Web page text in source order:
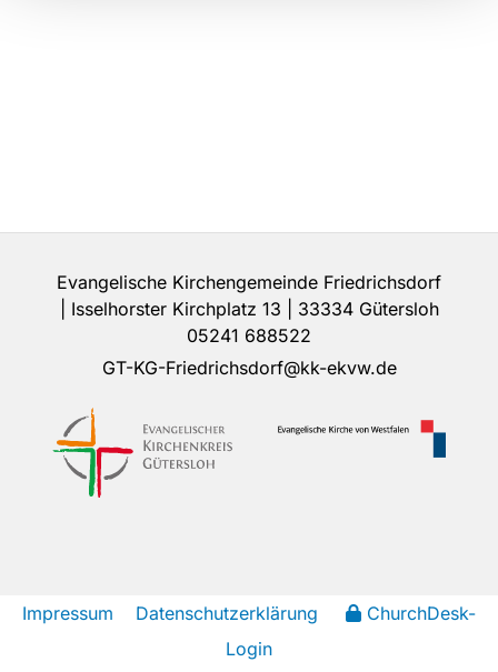
Evangelische Kirchengemeinde Friedrichsdorf
| Isselhorster Kirchplatz 13 | 33334 Gütersloh
05241 688522
GT-KG-Friedrichsdorf@kk-ekvw.de
Impressum Datenschutzerklärung
ChurchDesk-
Login